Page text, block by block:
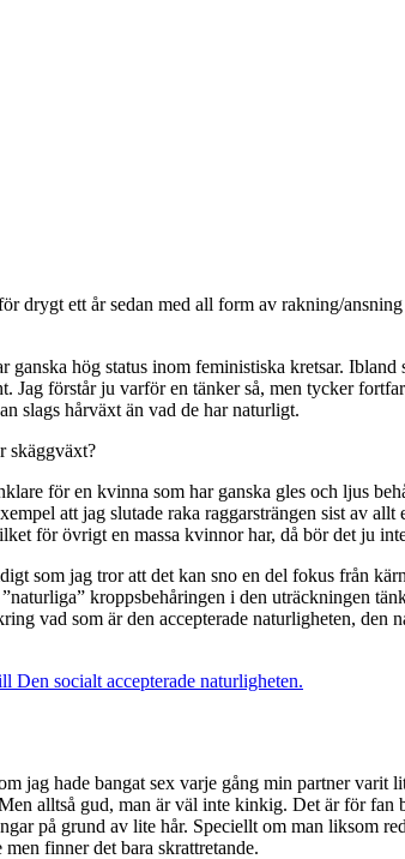
drygt ett år sedan med all form av rakning/
hög status inom feministiska kretsar.
förstår ju varför en tänker så, men tycker
slags hårväxt än vad de har naturligt.
skäggväxt?
för en kvinna som har ganska gles och ljus
att jag slutade raka raggarsträngen sist av allt
för övrigt en massa kvinnor har, då bör det ju
som jag tror att det kan sno en del fokus från
kroppsbehåringen i den uträckningen
vad som är den accepterade naturligheten, den
Den socialt accepterade naturligheten.
jag hade bangat sex varje gång min partner varit
alltså gud, man är väl inte kinkig. Det är för fan
på grund av lite hår. Speciellt om man liksom
finner det bara skrattretande.